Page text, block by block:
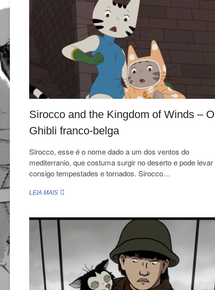
NUNCA
Sirocco and the Kingdom of Winds – O
Ghibli franco-belga
Sirocco, esse é o nome dado a um dos ventos do
mediterranio, que costuma surgir no deserto e pode levar
consigo tempestades e tornados. Sirocco…
LEIA MAISSIROCCO
KINGDOM
OF
WINDS
–
O
GHIBLI
FRANCO-
BELGA